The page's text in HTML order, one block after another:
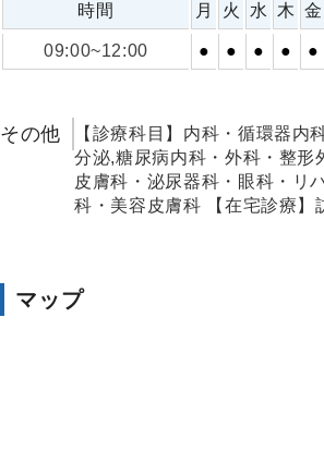
時間 月 火 水 木 金
09:00~12:00 ● ● ● ● ●
その他
【診療科目】内科・循環器内
分泌,糖尿病内科・外科・整形
皮膚科・泌尿器科・眼科・リ
科・美容皮膚科 【在宅診療】
マップ